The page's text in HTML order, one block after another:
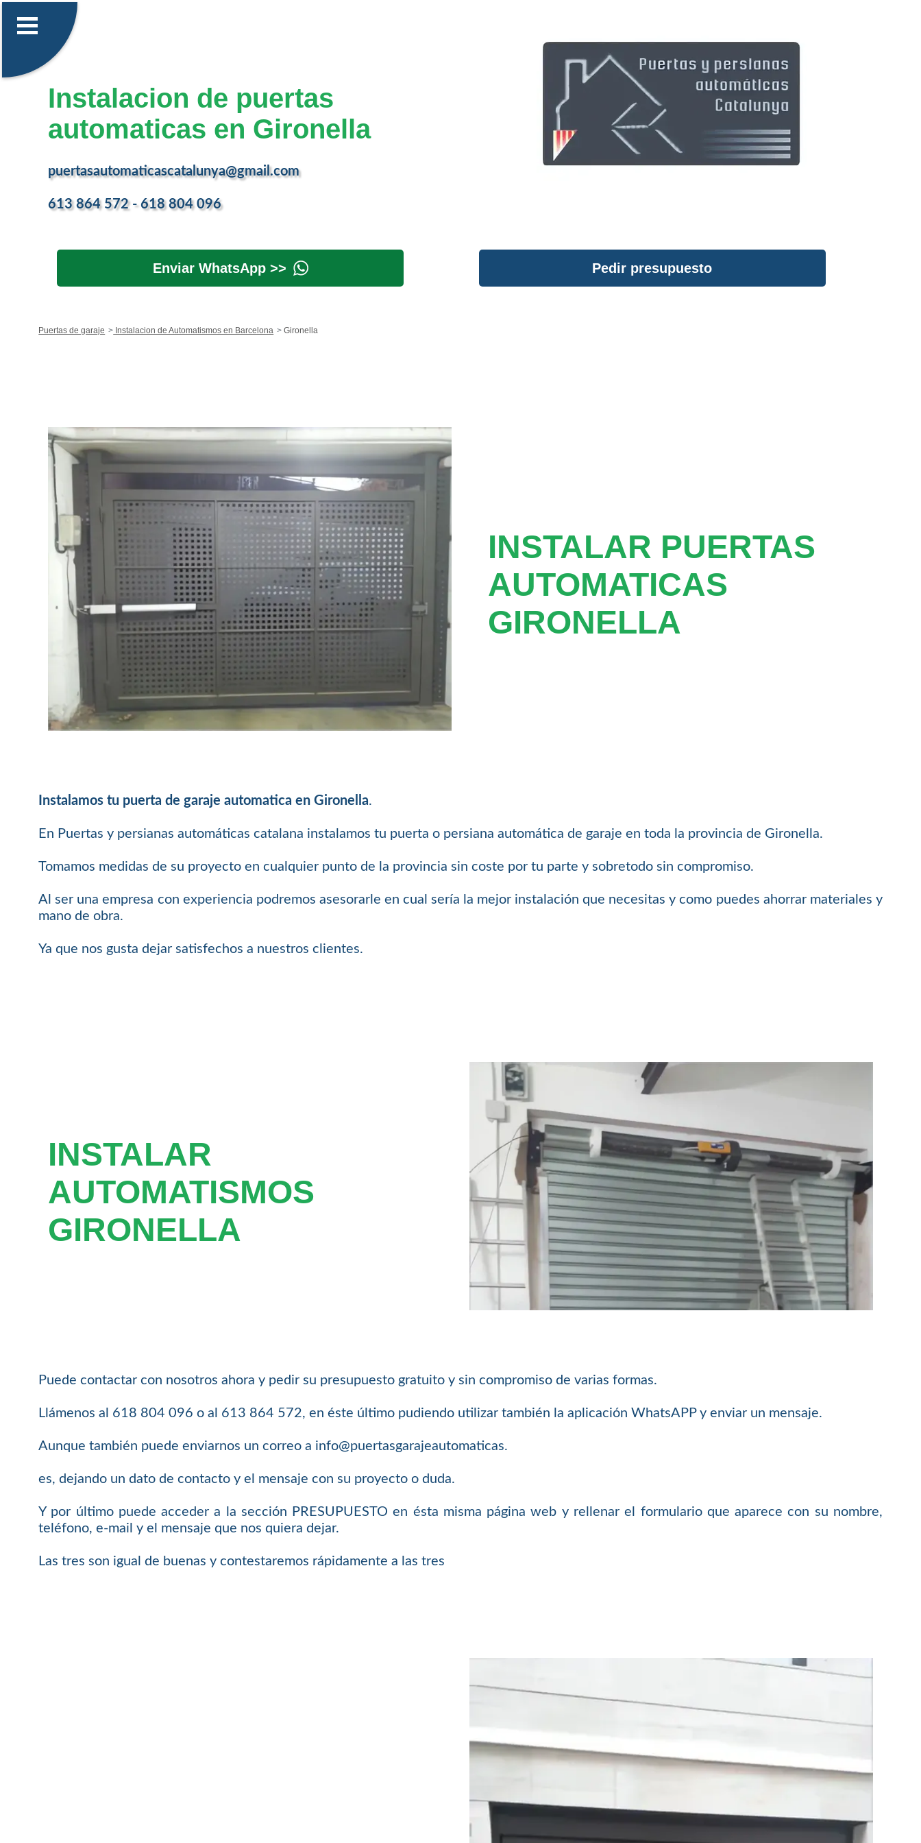
Instalacion de puertas
automaticas en Gironella
puertasautomaticascatalunya@gmail.com
613 864 572 - 618 804 096
Enviar WhatsApp >> Pedir presupuesto
Puertas de garaje Instalacion de Automatismos en Barcelona Gironella
INSTALAR PUERTAS
AUTOMATICAS
GIRONELLA
Instalamos tu puerta de garaje automatica en Gironella.
En Puertas y persianas automáticas catalana instalamos tu puerta o persiana automática de garaje en toda la provincia de Gironella.
Tomamos medidas de su proyecto en cualquier punto de la provincia sin coste por tu parte y sobretodo sin compromiso.
Al ser una empresa con experiencia podremos asesorarle en cual sería la mejor instalación que necesitas y como puedes ahorrar materiales y
mano de obra.
Ya que nos gusta dejar satisfechos a nuestros clientes.
INSTALAR
AUTOMATISMOS
GIRONELLA
Puede contactar con nosotros ahora y pedir su presupuesto gratuito y sin compromiso de varias formas.
Llámenos al 618 804 096 o al 613 864 572, en éste último pudiendo utilizar también la aplicación WhatsAPP y enviar un mensaje.
Aunque también puede enviarnos un correo a info@puertasgarajeautomaticas.
es, dejando un dato de contacto y el mensaje con su proyecto o duda.
Y por último puede acceder a la sección PRESUPUESTO en ésta misma página web y rellenar el formulario que aparece con su nombre,
teléfono, e-mail y el mensaje que nos quiera dejar.
Las tres son igual de buenas y contestaremos rápidamente a las tres